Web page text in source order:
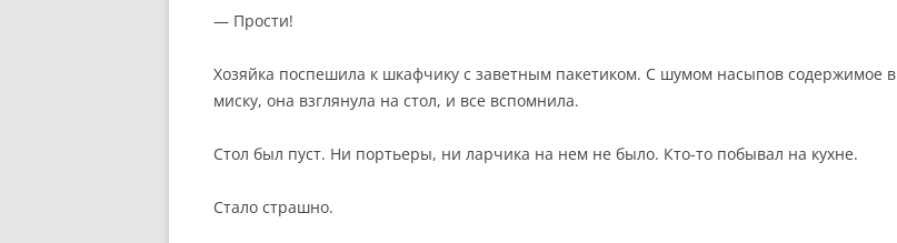
— Прости!
Хозяйка поспешила к шкафчику с заветным пакетиком. С шумом насыпов содержимое в
миску, она взглянула на стол, и все вспомнила.
Стол был пуст. Ни портьеры, ни ларчика на нем не было. Кто-то побывал на кухне.
Стало страшно.